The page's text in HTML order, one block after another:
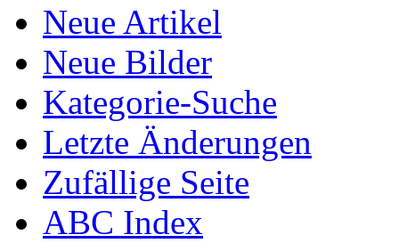
Neue Artikel
Neue Bilder
Kategorie-Suche
Letzte Änderungen
Zufällige Seite
ABC Index